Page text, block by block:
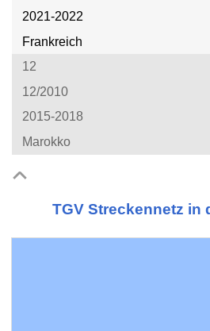
2021-2022
Frankreich
12
12/2010
2015-2018
Marokko
TGV Streckennetz in